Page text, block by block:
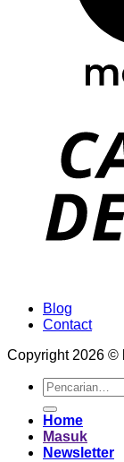
Blog
Contact
Copyright 2026 ©
Pencarian
untuk:
Home
Masuk
Newsletter